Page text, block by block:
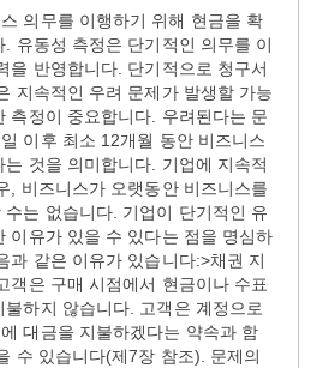
의무를 이행하기 위해 현금을 확
유동성 측정은 단기적인 의무를 이
을 반영합니다. 단기적으로 청구서
지속적인 우려 문제가 발생할 가능
측정이 중요합니다. 우려된다는 문
이후 최소 12개월 동안 비즈니스
것을 의미합니다. 기업에 지속적
, 비즈니스가 오랫동안 비즈니스를
는 없습니다. 기업이 단기적인 유
이유가 있을 수 있다는 점을 명심하
과 같은 이유가 있습니다:>채권 지
객은 구매 시점에서 현금이나 수표
하지 않습니다. 고객은 계정으로
대금을 지불하겠다는 약속과 함
수 있습니다(제7장 참조). 문제의